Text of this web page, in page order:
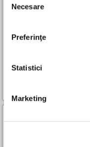
consimțământului
Necesare
Preferinţe
Statistici
Marketing